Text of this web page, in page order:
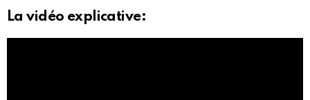
La vidéo explicative: